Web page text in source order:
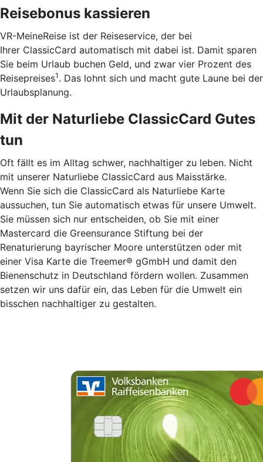
Reisebonus kassieren
VR-MeineReise ist der Reiseservice, der bei
Ihrer ClassicCard automatisch mit dabei ist. Damit sparen
Sie beim Urlaub buchen Geld, und zwar vier Prozent des
Reisepreises1 . Das lohnt sich und macht gute Laune bei der
Urlaubsplanung.
Mit der Naturliebe ClassicCard Gutes
tun
Oft fällt es im Alltag schwer, nachhaltiger zu leben. Nicht
mit unserer Naturliebe ClassicCard aus Maisstärke.
Wenn Sie sich die ClassicCard als Naturliebe Karte
aussuchen, tun Sie automatisch etwas für unsere Umwelt.
Sie müssen sich nur entscheiden, ob Sie mit einer
Mastercard die Greensurance Stiftung bei der
Renaturierung bayrischer Moore unterstützen oder mit
einer Visa Karte die Treemer® gGmbH und damit den
Bienenschutz in Deutschland fördern wollen. Zusammen
setzen wir uns dafür ein, das Leben für die Umwelt ein
bisschen nachhaltiger zu gestalten.